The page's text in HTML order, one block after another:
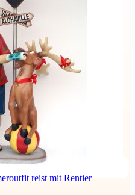
reist mit Rentier